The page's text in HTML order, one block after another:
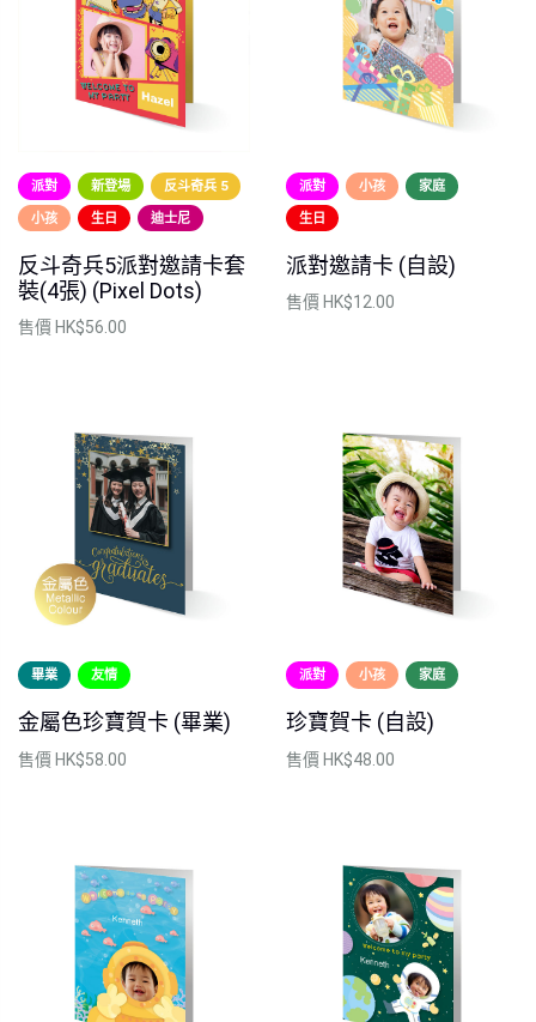
派對 新登場 反斗奇兵 5
小孩 生日 迪士尼
反斗奇兵5派對邀請卡套
裝(4張) (Pixel Dots)
售價 HK$56.00
派對 小孩 家庭
生日
派對邀請卡 (自設)
售價 HK$12.00
畢業 友情
金屬色珍寶賀卡 (畢業)
售價HK$58.00
派對 小孩 家庭
珍寶賀卡 (自設)
售價HK$48.00